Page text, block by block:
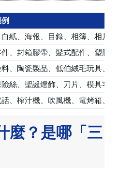
紙、海報、目錄、相簿、相片
、封箱膠帶、髮式配件、塑膠
、陶瓷製品、低伯絨毛玩具、
絲、聖誕燈飾、刀片、模具零
、榨汁機、吹風機、電烤箱、
麼？是哪「三